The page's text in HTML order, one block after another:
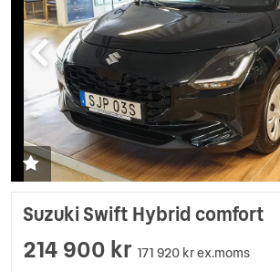
Suzuki Swift Hybrid comfort
214 900 kr 171 920 kr ex.moms